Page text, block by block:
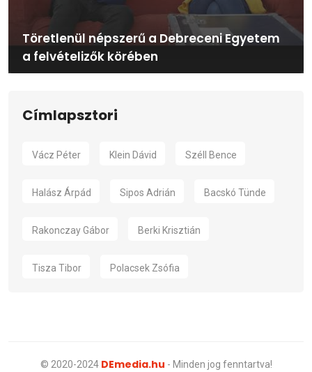
Töretlenül népszerű a Debreceni Egyetem
a felvételizők körében
Címlapsztori
Vácz Péter Klein Dávid Széll Bence
Halász Árpád Sipos Adrián Bacskó Tünde
Rakonczay Gábor Berki Krisztián
Tisza Tibor Polacsek Zsófia
© 2020-2024 DEmedia.hu - Minden jog fenntartva!